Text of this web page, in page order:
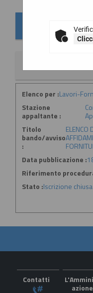
Bandi e avvisi
economici
Elenco per :Lavori-
Stazione
appaltante :
Titolo
bando/avviso
:
ELENCO
Data pubblicazione :
Riferimento
Stato :Iscrizione chiusa
Contatti
azione